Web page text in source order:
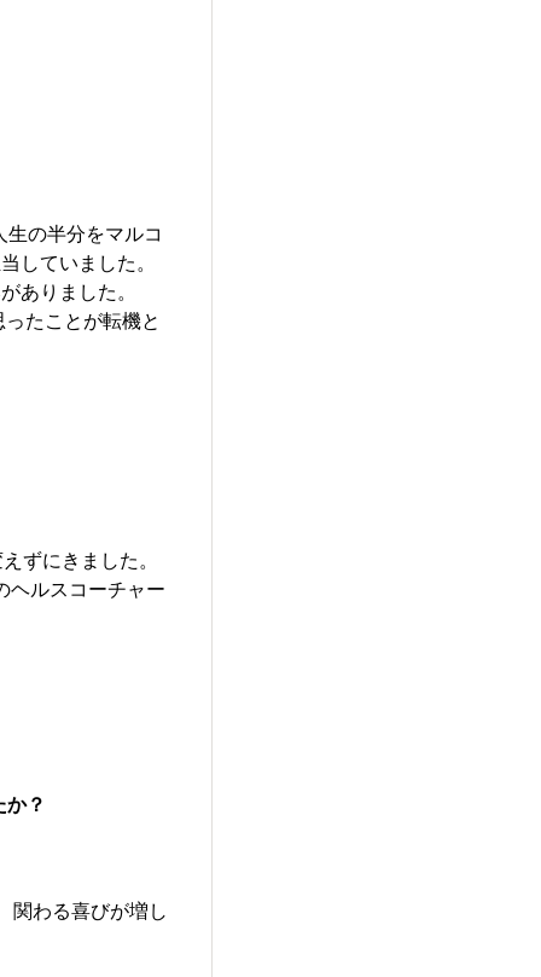
の半分をマルコ
していました。
ありました。
ったことが転機と
ずにきました。
ヘルスコーチャー
？
関わる喜びが増し